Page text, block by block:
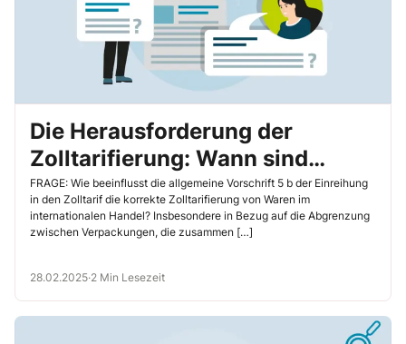
Die Herausforderung der
Zolltarifierung: Wann sind
Verpackungen Teil der Ware
und wann nicht?
FRAGE: Wie beeinflusst die allgemeine Vorschrift 5 b der Einreihung
in den Zolltarif die korrekte Zolltarifierung von Waren im
internationalen Handel? Insbesondere in Bezug auf die Abgrenzung
zwischen Verpackungen, die zusammen […]
28.02.2025·2 Min Lesezeit